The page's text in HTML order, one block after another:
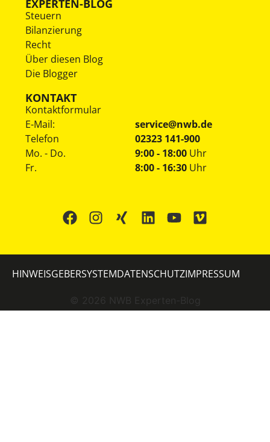
EXPERTEN-BLOG
Steuern
Bilanzierung
Recht
Über diesen Blog
Die Blogger
KONTAKT
Kontaktformular
E-Mail:
service@nwb.de
Telefon
02323 141-900
Mo. - Do.
Fr.
9:00 - 18:00 Uhr
8:00 - 16:30 Uhr
© 2026 NWB Experten-Blog
HINWEISGEBERSYSTEMDATENSCHUTZIMPRESSUM